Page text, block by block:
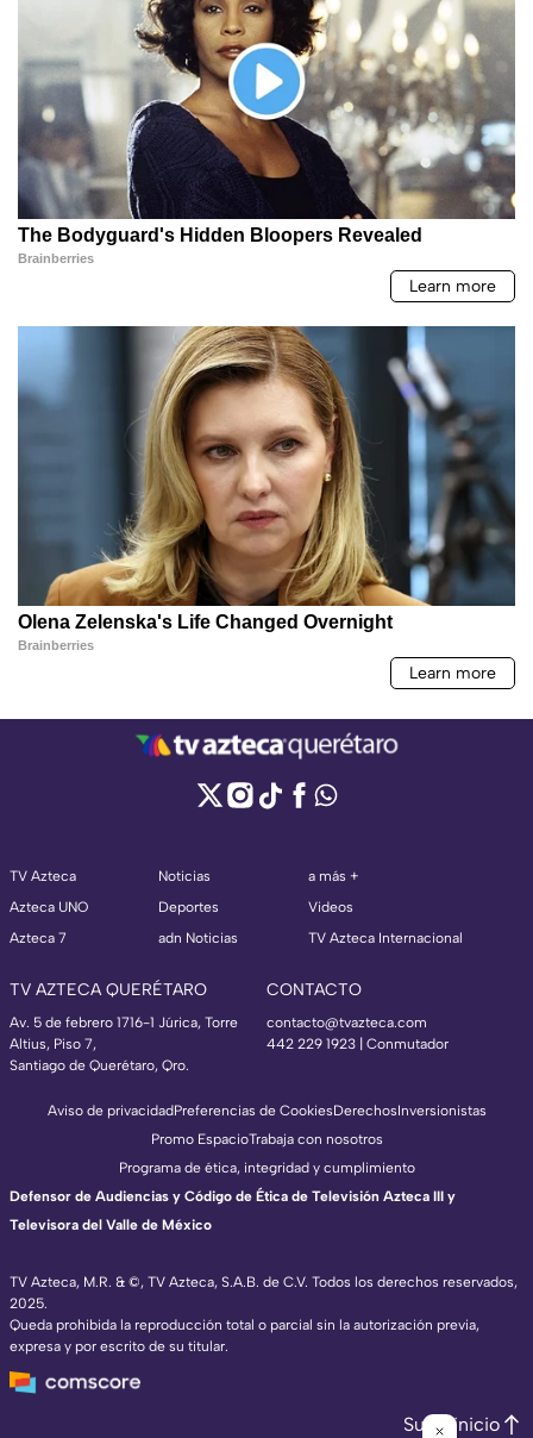
TV Azteca
Azteca UNO
Azteca 7
Noticias
Deportes
adn Noticias
a más +
Videos
TV Azteca Internacional
TV AZTECA QUERÉTARO
Av. 5 de febrero 1716-1 Júrica, Torre
Altius, Piso 7,
Santiago de Querétaro, Qro.
CONTACTO
contacto@tvazteca.com
442 229 1923 | Conmutador
TV Azteca, M.R. & ©, TV Azteca, S.A.B. de C.V. Todos los derechos reservados,
2025.
Queda prohibida la reproducción total o parcial sin la autorización previa,
expresa y por escrito de su titular.
Aviso de privacidadPreferencias de CookiesDerechosInversionistas
Promo EspacioTrabaja con nosotros
Programa de ética, integridad y cumplimiento
Defensor de Audiencias y Código de Ética de Televisión Azteca III y
Televisora del Valle de México
Subir inicio